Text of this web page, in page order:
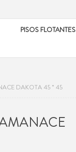
PISOS FLOTANTES
DAKOTA 45 * 45